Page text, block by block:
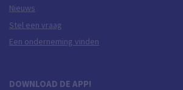
Nieuws
Stel een vraag
Een onderneming vinden
DOWNLOAD DE APP!